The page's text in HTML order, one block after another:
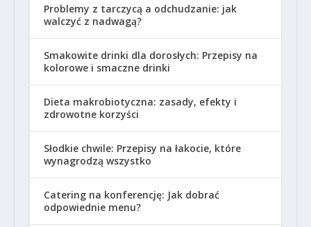
Problemy z tarczycą a odchudzanie: jak
walczyć z nadwagą?
Smakowite drinki dla dorosłych: Przepisy na
kolorowe i smaczne drinki
Dieta makrobiotyczna: zasady, efekty i
zdrowotne korzyści
Słodkie chwile: Przepisy na łakocie, które
wynagrodzą wszystko
Catering na konferencję: Jak dobrać
odpowiednie menu?